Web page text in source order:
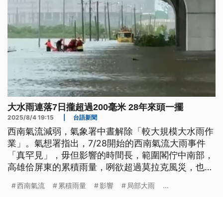
大水雨連落7日攏超過200毫米 28年來頭一擺
2025/8/4 19:15 台語新聞
西南氣流減弱，氣象署中晝解除「較大規模大水雨作
業」。氣想署指出，7/28開始的西南氣流大雨事件
「真罕見」，毋但影響的時間長，範圍閣佇中南部，
高雄佮屏東的累積雨量，咧欲超過莫拉克風災，也是
數。（新聞標題、導言為台語文）
西南氣流 累積雨量 影響 局部大雨 ...